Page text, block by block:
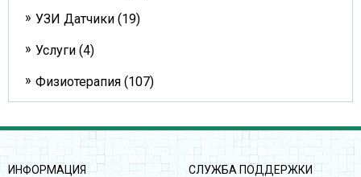
УЗИ Датчики (19)
Услуги (4)
Физиотерапия (107)
ИНФОРМАЦИЯ СЛУЖБА ПОДДЕРЖКИ